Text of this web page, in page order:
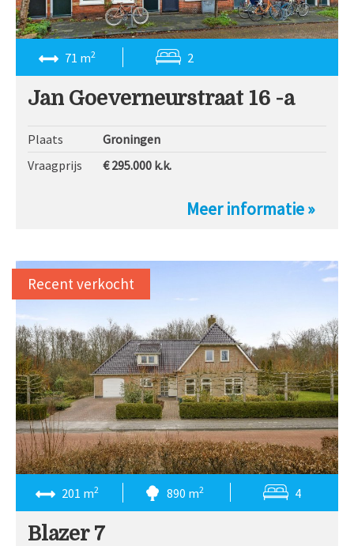
71 m2 2
Jan Goeverneurstraat 16 -a
Plaats
Groningen
Vraagprijs
€ 295.000 k.k.
Meer informatie »
201 m2 890 m2 4
Blazer 7
Recent verkocht